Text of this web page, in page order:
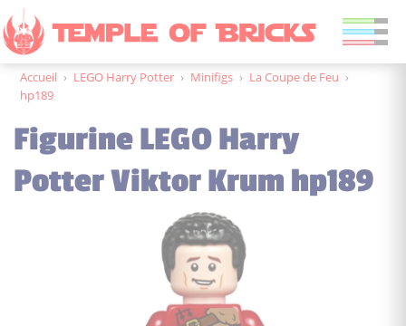
Accueil › LEGO Harry Potter › Minifigs › La Coupe de Feu ›
hp189
Figurine LEGO Harry
Potter Viktor Krum hp189